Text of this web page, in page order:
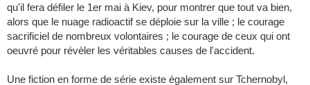
qu'il fera défiler le 1er mai à Kiev, pour montrer que tout va bien,
alors que le nuage radioactif se déploie sur la ville ; le courage
sacrificiel de nombreux volontaires ; le courage de ceux qui ont
oeuvré pour révèler les véritables causes de l'accident.
Une fiction en forme de série existe également sur Tchernobyl,